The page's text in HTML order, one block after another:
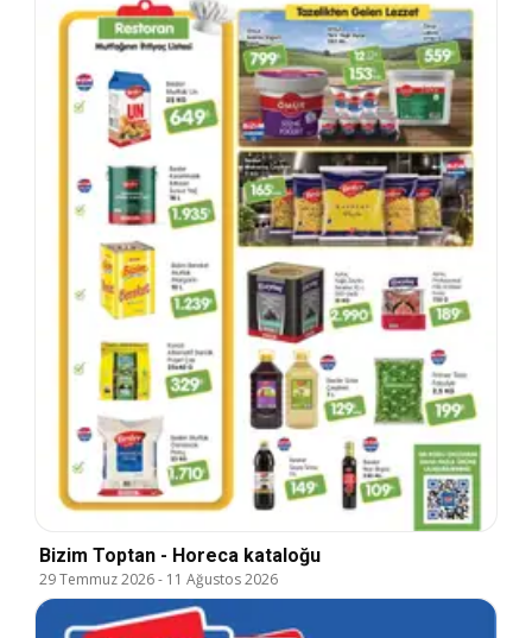
Bizim Toptan - Horeca kataloğu
29 Temmuz 2026- 11 Ağustos 2026